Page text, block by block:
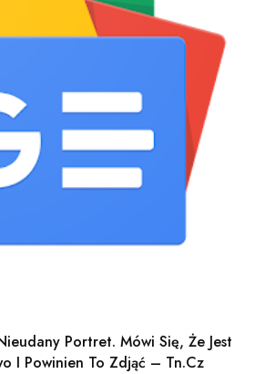
Portret. Mówi Się, Że Jest
I Powinien To Zdjąć – Tn.cz